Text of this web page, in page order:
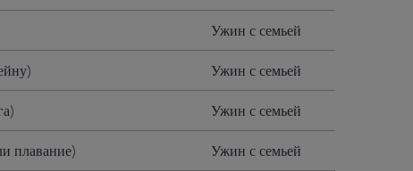
Ужин с семьей
Ужин с семьей
Ужин с семьей
плавание) Ужин с семьей